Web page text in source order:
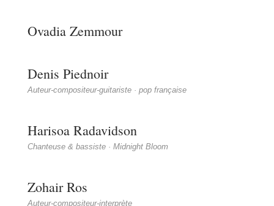
Ovadia Zemmour
Denis Piednoir
Auteur-compositeur-guitariste · pop française
Harisoa Radavidson
Chanteuse & bassiste · Midnight Bloom
Zohair Ros
Auteur-compositeur-interprète